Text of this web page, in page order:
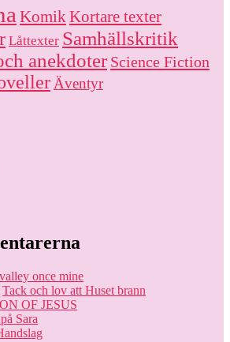
Komik Kortare texter
Låttexter Samhällskritik
anekdoter Science Fiction
Äventyr
once mine
Tack och lov att Huset brann
OF JESUS
Sara